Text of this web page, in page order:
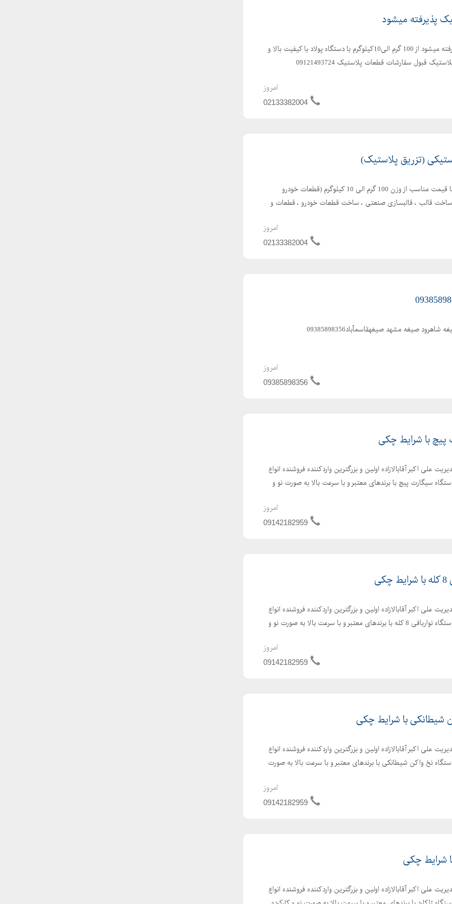
قفل کن برقی مادولار هیدرولیک
دستی هیدرولیک ، فول کنترل سرراهی هیدرولیک ،
مکش داخل مخزن ،
یونیت هیدرولیک ولت ، یونیت هیدرولیک ولت ،
کاتریجی ، هیدروموتور تیغه ای
ماشین آلات راه سازی ،
پذیرفته میشود
سفارشات تزریق پلاستیک پذیرفته میشود از 100 گرم الی10کیلوگرم با دستگاه پولاد با کیفیت بالا و
قبول سفارشات قطعات پلاستیک 09121493724
امروز
02133382004
(تزریق پلاستیک)
تولید انواع قطعات پلاستیکی با قیمت مناسب از وزن 100 گرم الی 10 کیلوگرم (قطعات خودرو
ساخت قالب ، قالبسازی صنعتی ، ساخت قطعات خودرو ، قطعات و
امروز
02133382004
صیغه مشهد صیغهقاسمآباد09385898356
امروز
09385898356
با شرایط چکی
علی اکبر آقابالازاده اولین و بزرگترین واردکننده فروشنده انواع
سیگارت پیچ با برندهای معتبر و با سرعت بالا به صورت نو و
امروز
09142182959
علی اکبر آقابالازاده اولین و بزرگترین واردکننده فروشنده انواع
ماشین آلات نساجی از جمله دستگاه نواربافی 8 کله با برندهای معتبر و با سرعت بالا به صورت نو و
امروز
09142182959
شیطانکی با شرایط چکی
علی اکبر آقابالازاده اولین و بزرگترین واردکننده فروشنده انواع
نخ واکن شیطانکی با برندهای معتبر و با سرعت بالا به صورت
امروز
09142182959
شرایط چکی
علی اکبر آقابالازاده اولین و بزرگترین واردکننده فروشنده انواع